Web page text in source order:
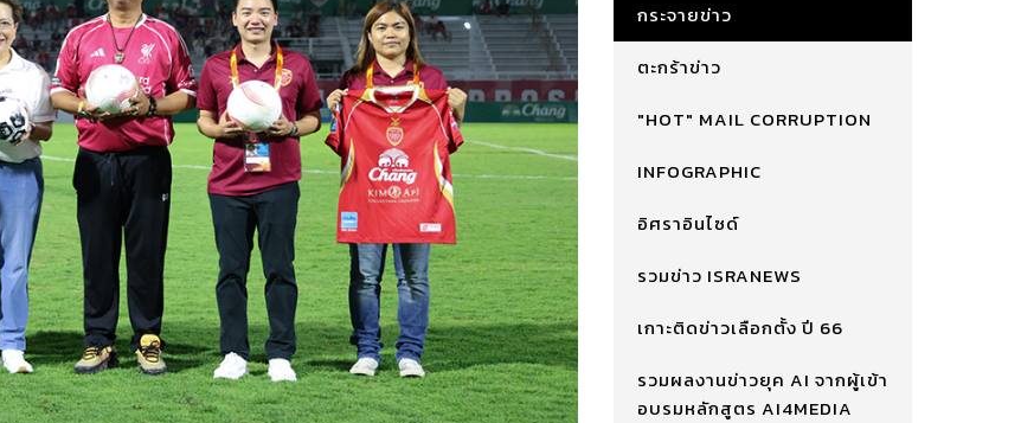
กระจายข่าว
ตะกร้าข่าว
"HOT" MAIL CORRUPTION
INFOGRAPHIC
อิศราอินไซด์
รวมข่าว ISRANEWS
เกาะติดข่าวเลือกตั้ง ปี 66
รวมผลงานข่าวยุค AI จากผู้เข้า
อบรมหลักสูตร AI4MEDIA